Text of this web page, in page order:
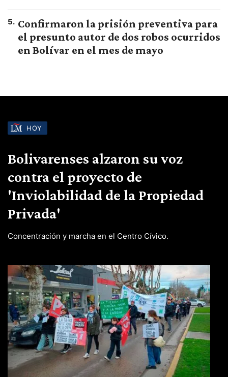
5. Confirmaron la prisión preventiva para
el presunto autor de dos robos ocurridos
en Bolívar en el mes de mayo
HOY
Bolivarenses alzaron su voz
contra el proyecto de
'Inviolabilidad de la Propiedad
Privada'
Concentración y marcha en el Centro Cívico.